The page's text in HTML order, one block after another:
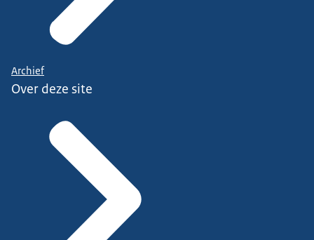
Archief
Over deze site